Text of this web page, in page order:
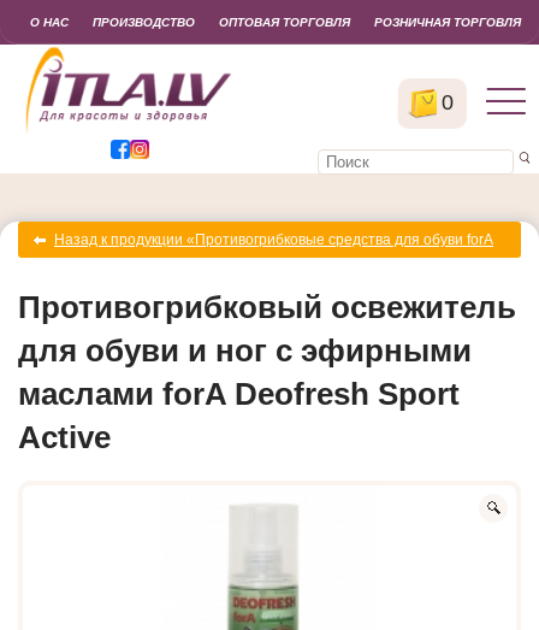
0
О НАС ПРОИЗВОДСТВО ОПТОВАЯ ТОРГОВЛЯ РОЗНИЧНАЯ ТОРГОВЛЯ
Назад к продукции «Противогрибковые средства для обуви forA
Противогрибковый освежитель
для обуви и ног с эфирными
маслами forA Deofresh Sport
Active